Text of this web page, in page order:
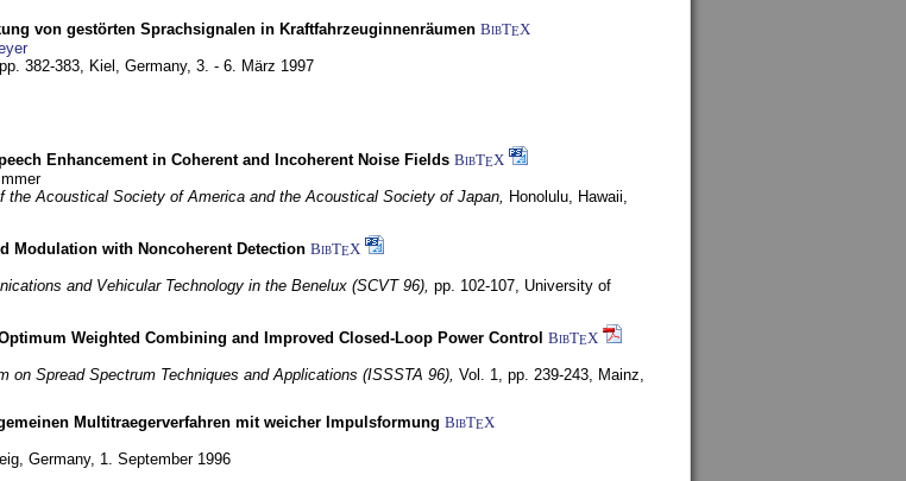
von gestörten Sprachsignalen in Kraftfahrzeuginnenräumen BibTEX
pp. 382-383, Kiel, Germany, 3. - 6. März 1997
Enhancement in Coherent and Incoherent Noise Fields BibTEX
the Acoustical Society of America and the Acoustical Society of Japan, Honolulu, Hawaii,
Modulation with Noncoherent Detection BibTEX
and Vehicular Technology in the Benelux (SCVT 96), pp. 102-107, University of
Weighted Combining and Improved Closed-Loop Power Control BibTEX
on Spread Spectrum Techniques and Applications (ISSSTA 96), Vol. 1, pp. 239-243, Mainz,
Multitraegerverfahren mit weicher Impulsformung BibTEX
Germany, 1. September 1996